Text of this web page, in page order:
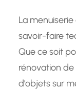
La
savoir-faire
Que ce soit
rénovation
d’objets sur